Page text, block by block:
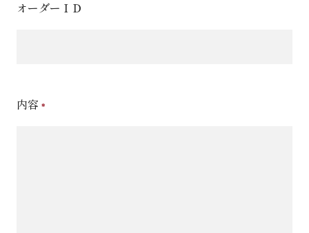
オーダーＩＤ
内容